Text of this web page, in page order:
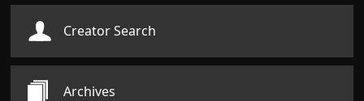
Creator Search
Archives